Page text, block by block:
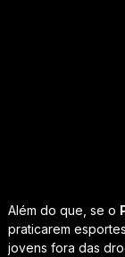
Além do que, se o
praticarem
jovens fora das